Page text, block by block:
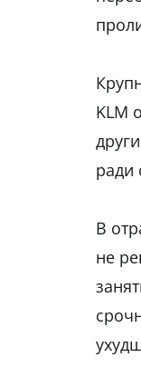
KLM
ради
В
не